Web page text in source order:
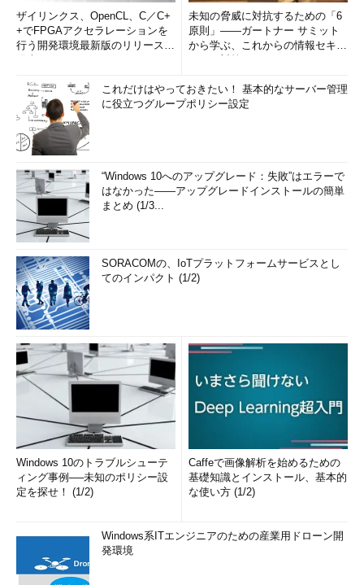
ザイリンクス、OpenCL、C／C+
+でFPGAアクセラレーションを
行う開発環境最新版のリリースを
未知の脅威に対抗するための「6
原則」――ガートナー サミット
から学ぶ、これからの情報セキュ
これだけはやっておきたい！ 基本的なサーバー管理
に役立つグループポリシー設定
“Windows 10へのアップグレード：失敗”はエラーで
はなかった――アップグレードインストールの簡単
まとめ (1/3...
SORACOMの、IoTプラットフォームサービスとし
てのインパクト (1/2)
Windows 10のトラブルシューテ
ィング事例──未知のポリシー設
定を探せ！ (1/2)
Caffeで画像解析を始めるための
基礎知識とインストール、基本的
な使い方 (1/2)
Windows系ITエンジニアのための産業用ドローン開
発環境